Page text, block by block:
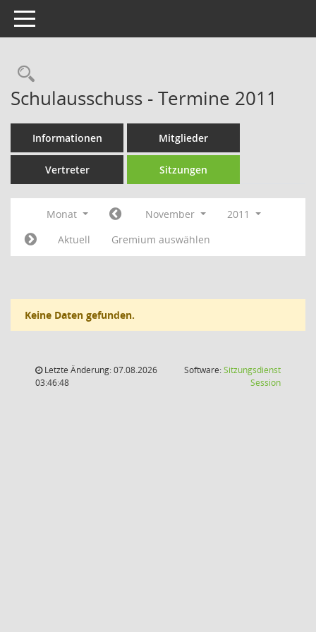
Toggle navigation
Rechercheauswahl
Schulausschuss - Termine 2011
Informationen Mitglieder
Vertreter Sitzungen
Monat November
2011
Aktuell
Gremium auswählen
Keine Daten gefunden.
Letzte Änderung: 07.08.2026
03:46:48
Software:Sitzungsdienst
Session(Wird in